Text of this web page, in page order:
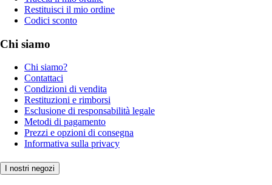
Restituisci il mio ordine
Codici sconto
Chi siamo
Chi siamo?
Contattaci
Condizioni di vendita
Restituzioni e rimborsi
Esclusione di responsabilità legale
Metodi di pagamento
Prezzi e opzioni di consegna
Informativa sulla privacy
I nostri negozi